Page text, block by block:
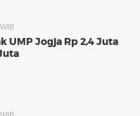
UMP Jogja Rp 2,4 Juta